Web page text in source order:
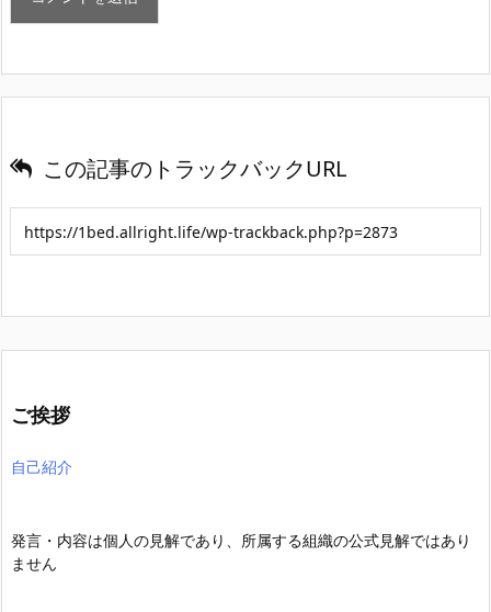
この記事のトラックバックURL
ご挨拶
自己紹介
発言・内容は個人の見解であり、所属する組織の公式見解ではあり
ません